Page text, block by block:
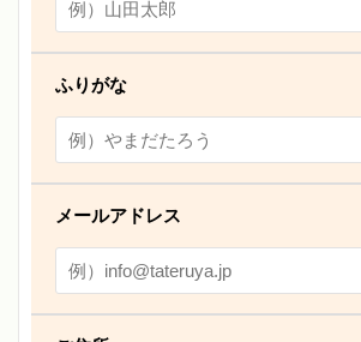
ふりがな
メールアドレス